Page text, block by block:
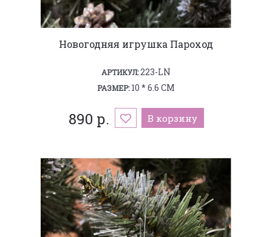
Новогодняя игрушка Пароход
АРТИКУЛ:223-LN
РАЗМЕР:10 * 6.6 СМ
890 р. В корзину